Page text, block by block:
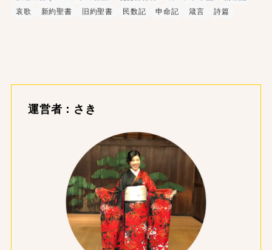
哀歌
新約聖書 旧約聖書 民数記 申命記 箴言 詩篇
運営者：さき